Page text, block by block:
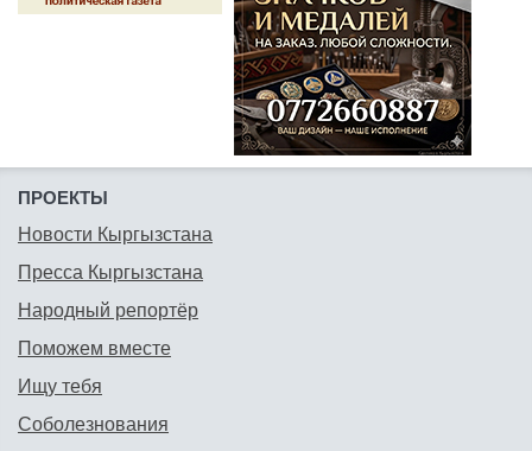
ПРОЕКТЫ
Новости Кыргызстана
Пресса Кыргызстана
Народный репортёр
Поможем вместе
Ищу тебя
Соболезнования